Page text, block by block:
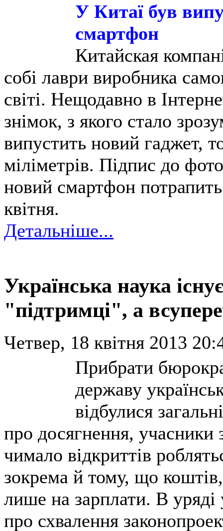
У Китаї був
смартфон
Китайская
собі лаври виробника
світі. Нещодавно в
знімок, з якого стало
випустить новий гаджет,
міліметрів. Підпис до
новий смартфон
квітня.
Детальніше...
Українська наука
"підтримці", а
Четвер, 18 квітня 2013
Прибрати
державу
відбулися
про досягнення, учасники
чимало відкриттів
зокрема й тому, що
лише на зарплати. В уряді
про схвалення